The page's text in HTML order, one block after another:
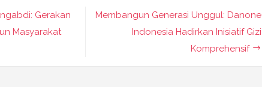
Membangun Generasi Unggul: Danone
Indonesia Hadirkan Inisiatif Gizi
Komprehensif
Gerakan
Masyarakat